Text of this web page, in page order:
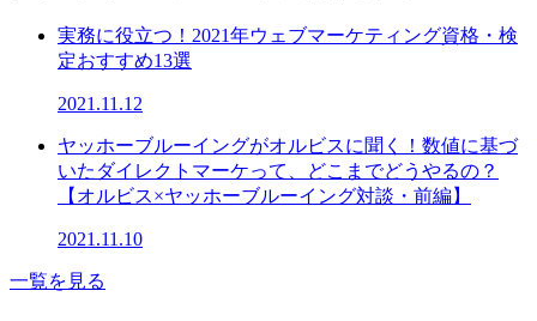
実務に役立つ！2021年ウェブマーケティング資格・検
定おすすめ13選
2021.11.12
ヤッホーブルーイングがオルビスに聞く！数値に基づ
いたダイレクトマーケって、どこまでどうやるの？
【オルビス×ヤッホーブルーイング対談・前編】
2021.11.10
一覧を見る